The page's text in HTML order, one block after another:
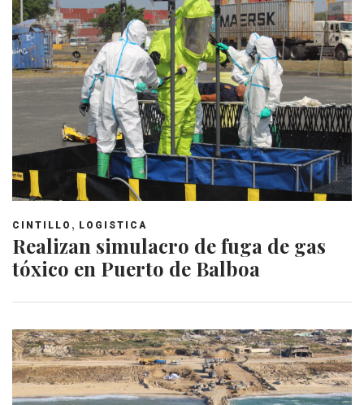
CINTILLO , LOGISTICA
Realizan simulacro de fuga de gas
tóxico en Puerto de Balboa